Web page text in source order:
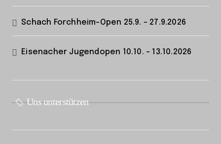
Schach Forchheim-Open 25.9. – 27.9.2026
Eisenacher Jugendopen 10.10. – 13.10.2026
Uns unterstützen